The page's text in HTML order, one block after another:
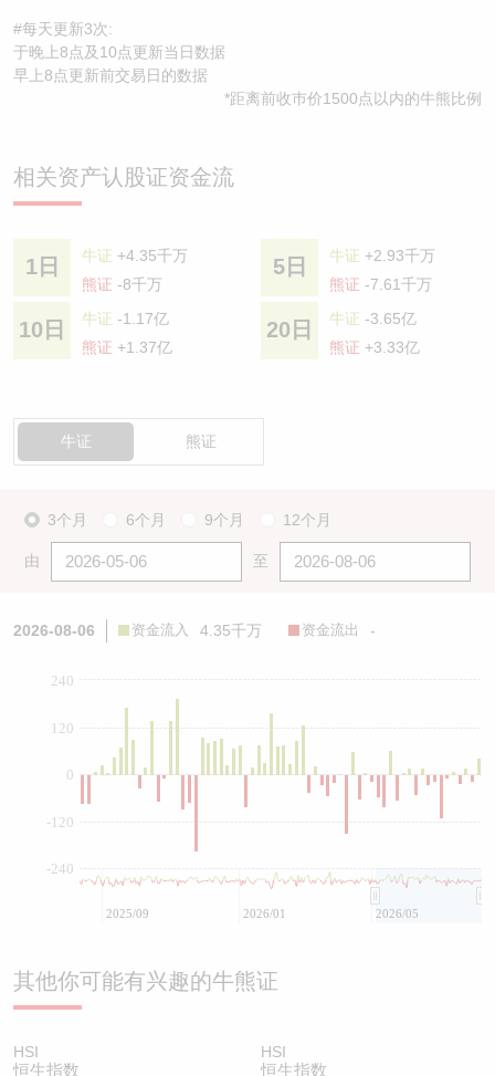
#每天更新3次:
于晚上8点及10点更新当日数据
早上8点更新前交易日的数据
*距离前收巿价1500点以内的牛熊比例
相关资产认股证资金流
1日 牛证 +4.35千万
熊证 -8千万
5日 牛证 +2.93千万
熊证 -7.61千万
10日 牛证 -1.17亿
熊证 +1.37亿
20日 牛证 -3.65亿
熊证 +3.33亿
牛证 熊证
3个月 6个月 9个月 12个月
由 至
2026-08-06 资金流入 4.35千万 资金流出 -
0
-240
-120
120
240
2025/09 2026/01 2026/05
其他你可能有兴趣的牛熊证
HSI
恒生指数
HSI
恒生指数